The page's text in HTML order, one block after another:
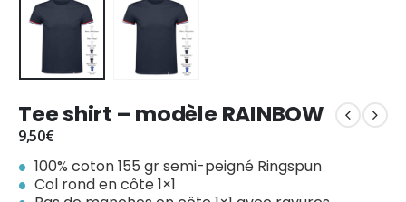
Tee shirt – modèle RAINBOW
9,50€
100% coton 155 gr semi-peigné Ringspun
Col rond en côte 1×1